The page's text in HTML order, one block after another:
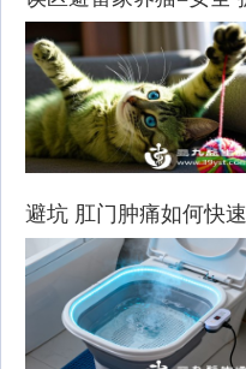
避坑 肛门肿痛如何快